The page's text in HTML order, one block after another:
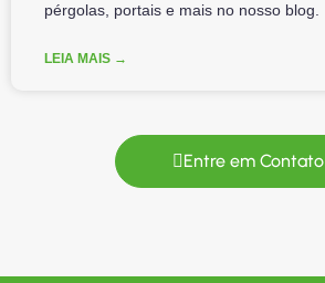
pérgolas, portais e mais no nosso blog.
LEIA MAIS →
Entre em Contato